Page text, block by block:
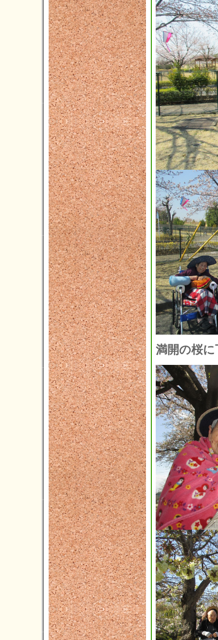
2013年06月(4)
2013年05月(5)
2013年04月(4)
2013年03月(1)
2013年02月(1)
2013年01月(1)
2012年12月(2)
2012年11月(6)
2012年10月(3)
2012年09月(4)
2012年08月(5)
2012年07月(4)
2012年06月(4)
2012年05月(2)
満開の桜